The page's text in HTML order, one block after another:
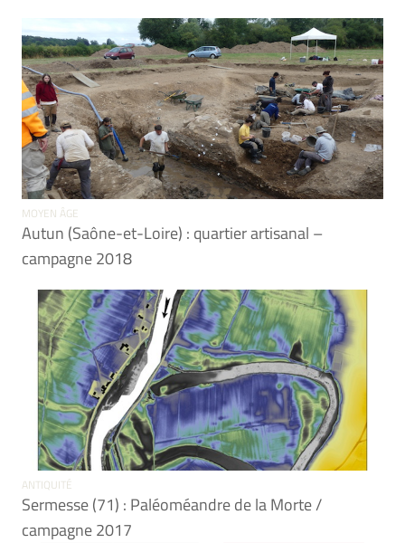
MOYEN ÂGE
Autun (Saône-et-Loire) : quartier artisanal –
campagne 2018
ANTIQUITÉ
Sermesse (71) : Paléoméandre de la Morte /
campagne 2017